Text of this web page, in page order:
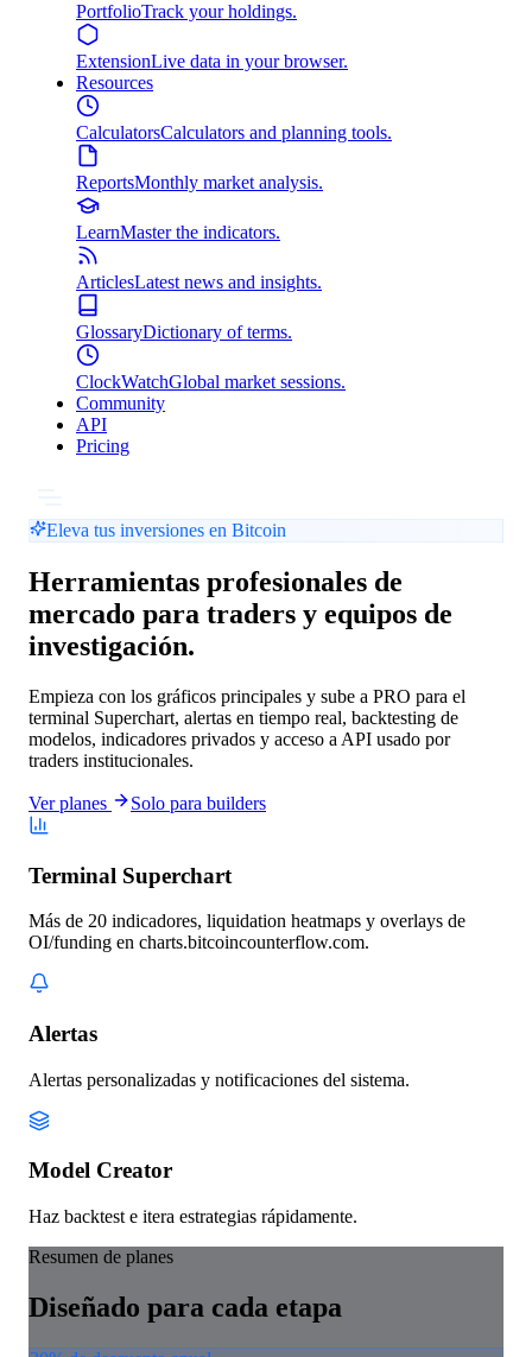
PortfolioTrack your holdings.
ExtensionLive data in your browser.
Resources
CalculatorsCalculators and planning tools.
ReportsMonthly market analysis.
LearnMaster the indicators.
ArticlesLatest news and insights.
GlossaryDictionary of terms.
ClockWatchGlobal market sessions.
Community
API
Pricing
Eleva tus inversiones en Bitcoin
Herramientas profesionales de
mercado para traders y equipos de
investigación.
Empieza con los gráficos principales y sube a PRO para el
terminal Superchart, alertas en tiempo real, backtesting de
modelos, indicadores privados y acceso a API usado por
traders institucionales.
Ver planes Solo para builders
Terminal Superchart
Más de 20 indicadores, liquidation heatmaps y overlays de
OI/funding en charts.bitcoincounterflow.com.
Alertas
Alertas personalizadas y notificaciones del sistema.
Model Creator
Haz backtest e itera estrategias rápidamente.
Resumen de planes
Diseñado para cada etapa